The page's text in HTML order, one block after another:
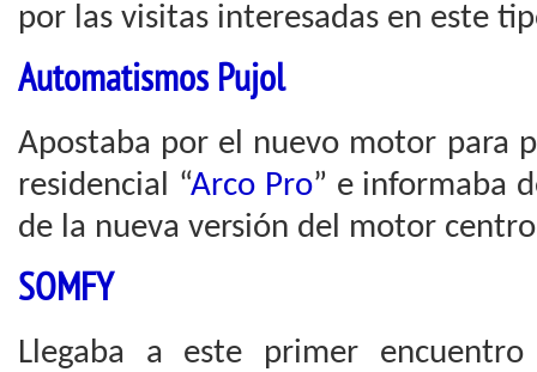
por las visitas interesadas en este
Automatismos Pujol
Apostaba por el nuevo motor para
residencial “Arco Pro” e informaba
de la nueva versión del motor
SOMFY
Llegaba a este primer